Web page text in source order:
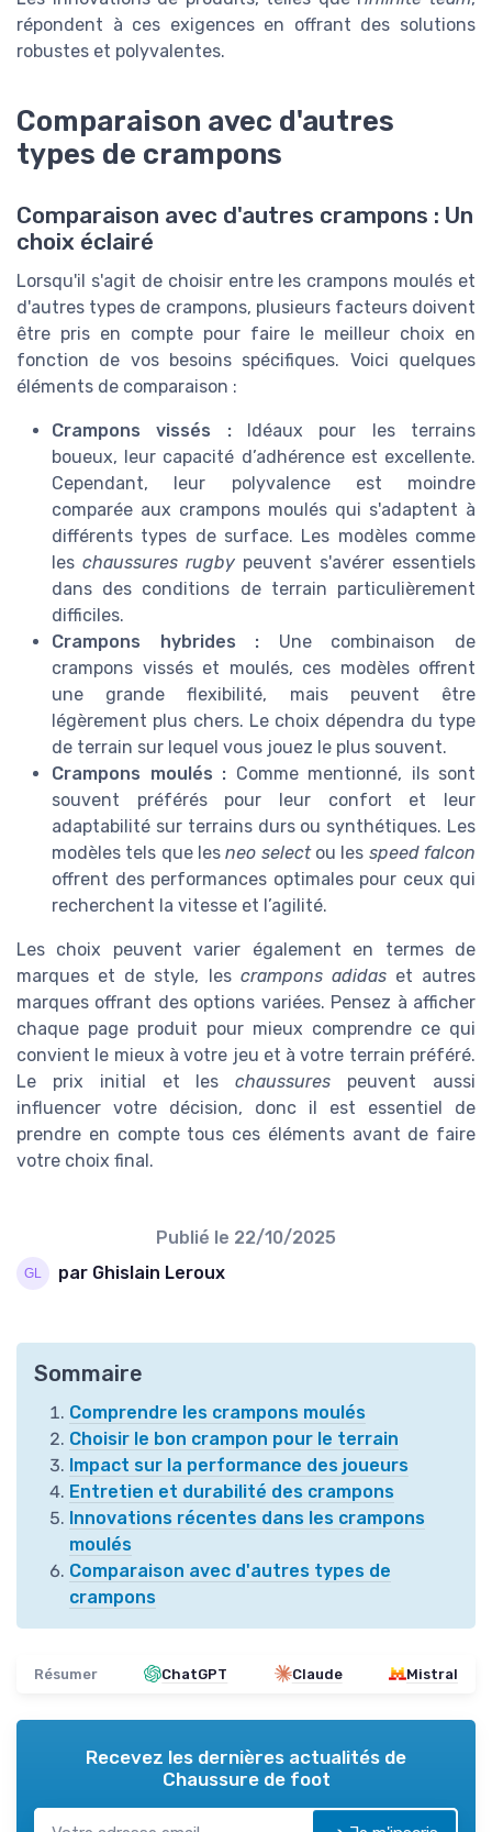
répondent à ces exigences en offrant des solutions
robustes et polyvalentes.
Comparaison avec d'autres
types de crampons
Comparaison avec d'autres crampons : Un
choix éclairé
Lorsqu'il s'agit de choisir entre les crampons moulés et
d'autres types de crampons, plusieurs facteurs doivent
être pris en compte pour faire le meilleur choix en
fonction de vos besoins spécifiques. Voici quelques
éléments de comparaison :
Crampons vissés :Idéaux pour les terrains
boueux, leur capacité d’adhérence est excellente.
Cependant, leur polyvalence est moindre
comparée aux crampons moulés qui s'adaptent à
différents types de surface. Les modèles comme
les chaussures rugby peuvent s'avérer essentiels
dans des conditions de terrain particulièrement
difficiles.
Crampons hybrides : Une combinaison de
crampons vissés et moulés, ces modèles offrent
une grande flexibilité, mais peuvent être
légèrement plus chers. Le choix dépendra du type
de terrain sur lequel vous jouez le plus souvent.
Crampons moulés : Comme mentionné, ils sont
souvent préférés pour leur confort et leur
adaptabilité sur terrains durs ou synthétiques. Les
modèles tels que lesneo selectou les speed falcon
offrent des performances optimales pour ceux qui
recherchent la vitesse et l’agilité.
Les choix peuvent varier également en termes de
marques et de style, les crampons adidaset autres
marques offrant des options variées. Pensez à afficher
chaque page produit pour mieux comprendre ce qui
convient le mieux à votre jeu et à votre terrain préféré.
Le prix initial et leschaussures peuvent aussi
influencer votre décision, donc il est essentiel de
prendre en compte tous ces éléments avant de faire
votre choix final.
Publié le 22/10/2025
par Ghislain Leroux
Sommaire
Comprendre les crampons moulés
Choisir le bon crampon pour le terrain
Impact sur la performance des joueurs
Entretien et durabilité des crampons
Innovations récentes dans les crampons
moulés
Comparaison avec d'autres types de
crampons
Résumer ChatGPT Claude Mistral
Recevez les dernières actualités de
Chaussure de foot